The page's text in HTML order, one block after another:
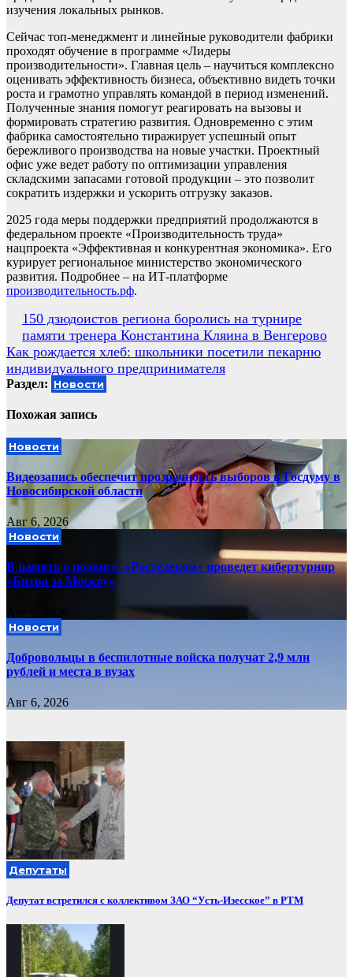
изучения локальных рынков.
Сейчас топ-менеджмент и линейные руководители фабрики
проходят обучение в программе «Лидеры
производительности». Главная цель – научиться комплексно
оценивать эффективность бизнеса, объективно видеть точки
роста и грамотно управлять командой в период изменений.
Полученные знания помогут реагировать на вызовы и
формировать стратегию развития. Одновременно с этим
фабрика самостоятельно тиражирует успешный опыт
бережливого производства на новые участки. Проектный
офис уже ведет работу по оптимизации управления
складскими запасами готовой продукции – это позволит
сократить издержки и ускорить отгрузку заказов.
2025 года меры поддержки предприятий продолжаются в
федеральном проекте «Производительность труда»
нацпроекта «Эффективная и конкурентная экономика». Его
курирует региональное министерство экономического
развития. Подробнее – на ИТ-платформе
производительность.рф.
Навигация
по
записям
150 дзюдоистов региона боролись на турнире
памяти тренера Константина Кляина в Венгерово
Как рождается хлеб: школьники посетили пекарню
индивидуального предпринимателя
Раздел: Новости
Похожая запись
Новости
Видеозапись обеспечит прозрачность выборов в Госдуму в
Новосибирской области
Авг 6, 2026
Новости
В память о подвиге: «Ростелеком» проведет кибертурнир
«Битва за Москву»
Новости
Добровольцы в беспилотные войска получат 2,9 млн
рублей и места в вузах
Авг 6, 2026
Депутаты
Депутат встретился с коллективом ЗАО “Усть-Изесское” в РТМ